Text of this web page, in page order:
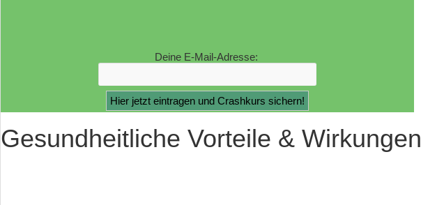
Deine E-Mail-Adresse:
Gesundheitliche Vorteile & Wirkungen